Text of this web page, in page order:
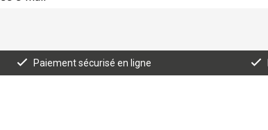
Paiement sécurisé en ligne